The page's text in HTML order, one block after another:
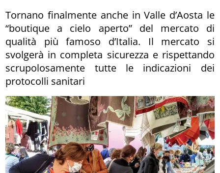
Tornano finalmente anche in Valle d’Aosta le
“boutique a cielo aperto” del mercato di
qualità più famoso d’Italia. Il mercato si
svolgerà in completa sicurezza e rispettando
scrupolosamente tutte le indicazioni dei
protocolli sanitari